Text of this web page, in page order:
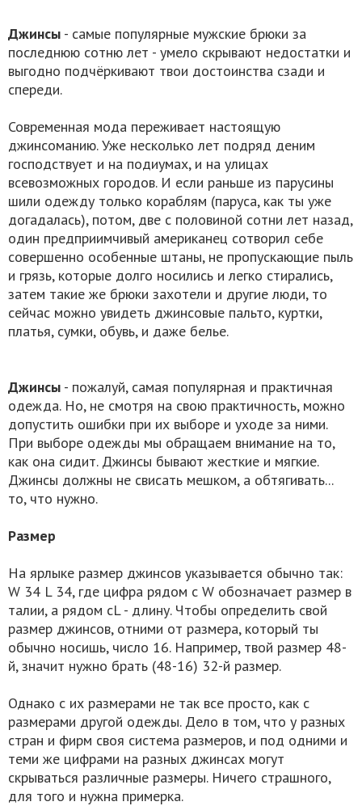
Джинсы - самые популярные мужские брюки за
последнюю сотню лет - умело скрывают недостатки и
выгодно подчёркивают твои достоинства сзади и
спереди.
Современная мода переживает настоящую
джинсоманию. Уже несколько лет подряд деним
господствует и на подиумах, и на улицах
всевозможных городов. И если раньше из парусины
шили одежду только кораблям (паруса, как ты уже
догадалась), потом, две с половиной сотни лет назад,
один предприимчивый американец сотворил себе
совершенно особенные штаны, не пропускающие пыль
и грязь, которые долго носились и легко стирались,
затем такие же брюки захотели и другие люди, то
сейчас можно увидеть джинсовые пальто, куртки,
платья, сумки, обувь, и даже белье.
Джинсы - пожалуй, самая популярная и практичная
одежда. Но, не смотря на свою практичность, можно
допустить ошибки при их выборе и уходе за ними.
При выборе одежды мы обращаем внимание на то,
как она сидит. Джинсы бывают жесткие и мягкие.
Джинсы должны не свисать мешком, а обтягивать...
то, что нужно.
Размер
На ярлыке размер джинсов указывается обычно так:
W 34 L 34, где цифра рядом с W обозначает размер в
талии, а рядом сL - длину. Чтобы определить свой
размер джинсов, отними от размера, который ты
обычно носишь, число 16. Например, твой размер 48-
й, значит нужно брать (48-16) 32-й размер.
Однако с их размерами не так все просто, как с
размерами другой одежды. Дело в том, что у разных
стран и фирм своя система размеров, и под одними и
теми же цифрами на разных джинсах могут
скрываться различные размеры. Ничего страшного,
для того и нужна примерка.